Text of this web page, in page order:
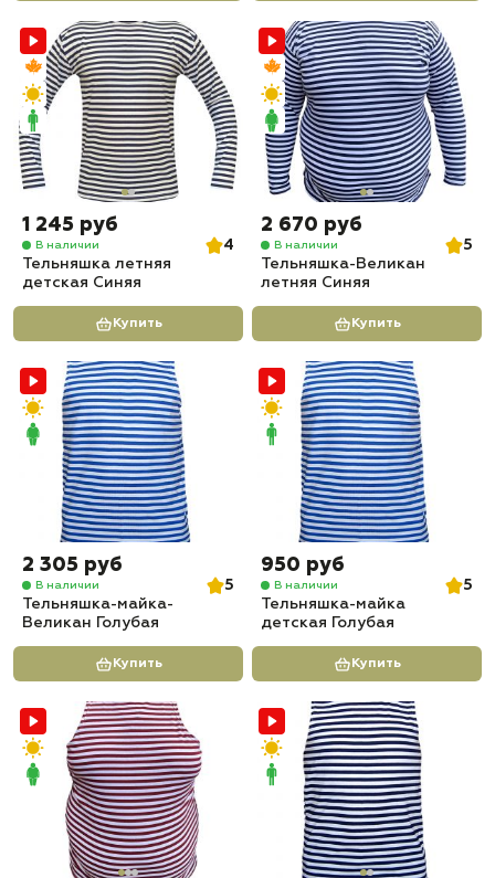
1 245 руб
В наличии
4
Тельняшка летняя
детская Синяя
Купить
2 670 руб
В наличии
5
Тельняшка-Великан
летняя Синяя
Купить
2 305 руб
В наличии
5
Тельняшка-майка-
Великан Голубая
Купить
950 руб
В наличии
5
Тельняшка-майка
детская Голубая
Купить